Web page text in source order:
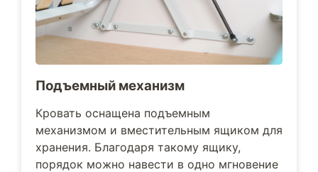
Подъемный механизм
Кровать оснащена подъемным
механизмом и вместительным ящиком для
хранения. Благодаря такому ящику,
порядок можно навести в одно мгновение